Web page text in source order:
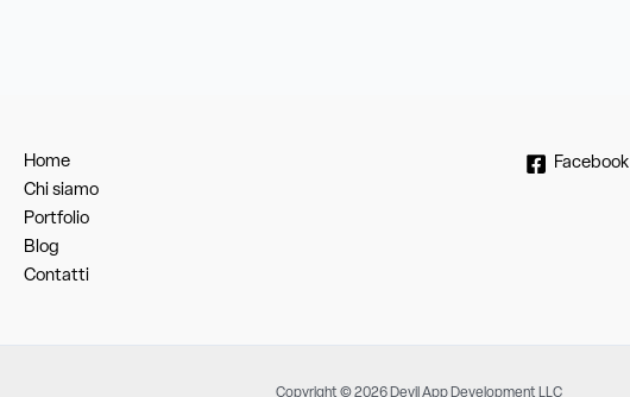
Home
Chi siamo
Portfolio
Blog
Contatti
Facebook
Copyright © 2026 Devil App Development LLC